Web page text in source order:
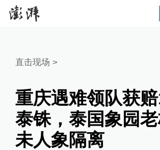
直击现场 >
重庆遇难领队获
泰铢，泰国象园
未人象隔离